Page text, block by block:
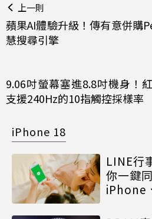
上一則
蘋果AI體驗升級！傳有意併購
慧搜尋引擎
9.06吋螢幕塞進8.8吋機身！
支援240Hz的10指觸控採樣率
iPhone 18
LINE行
你一鍵
iPhone